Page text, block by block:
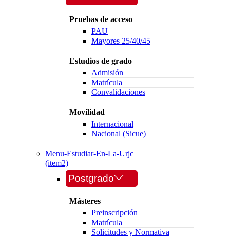
Pruebas de acceso
PAU
Mayores 25/40/45
Estudios de grado
Admisión
Matrícula
Convalidaciones
Movilidad
Internacional
Nacional (Sicue)
Menu-Estudiar-En-La-Urjc
(item2)
Postgrado
Másteres
Preinscripción
Matrícula
Solicitudes y Normativa